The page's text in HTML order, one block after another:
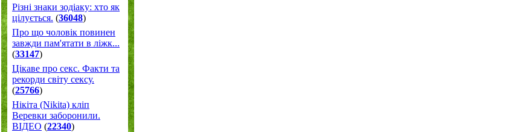
Різні знаки зодіаку: хто як
цілується. (36048)
Про що чоловік повинен
завжди пам'ятати в ліжк...
(33147)
Цікаве про секс. Факти та
рекорди світу сексу.
(25766)
Нікіта (Nikita) кліп
Веревки заборонили.
ВІДЕО (22340)